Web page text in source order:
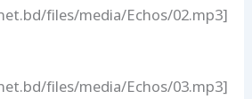
files/media/Echos/02.mp3]
files/media/Echos/03.mp3]